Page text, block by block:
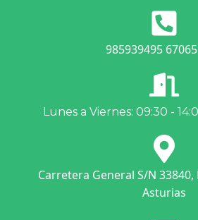
985939495
Lunes a Viernes: 09:30 -
Carretera General S/N 33840,
Asturias